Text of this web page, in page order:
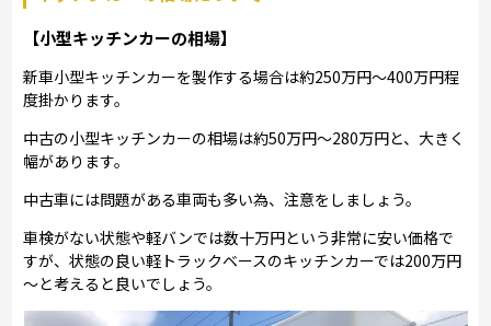
【小型キッチンカーの相場】
新車小型キッチンカーを製作する場合は約250万円～400万円程
度掛かります。
中古の小型キッチンカーの相場は約50万円～280万円と、大きく
幅があります。
中古車には問題がある車両も多い為、注意をしましょう。
車検がない状態や軽バンでは数十万円という非常に安い価格で
すが、状態の良い軽トラックベースのキッチンカーでは200万円
～と考えると良いでしょう。